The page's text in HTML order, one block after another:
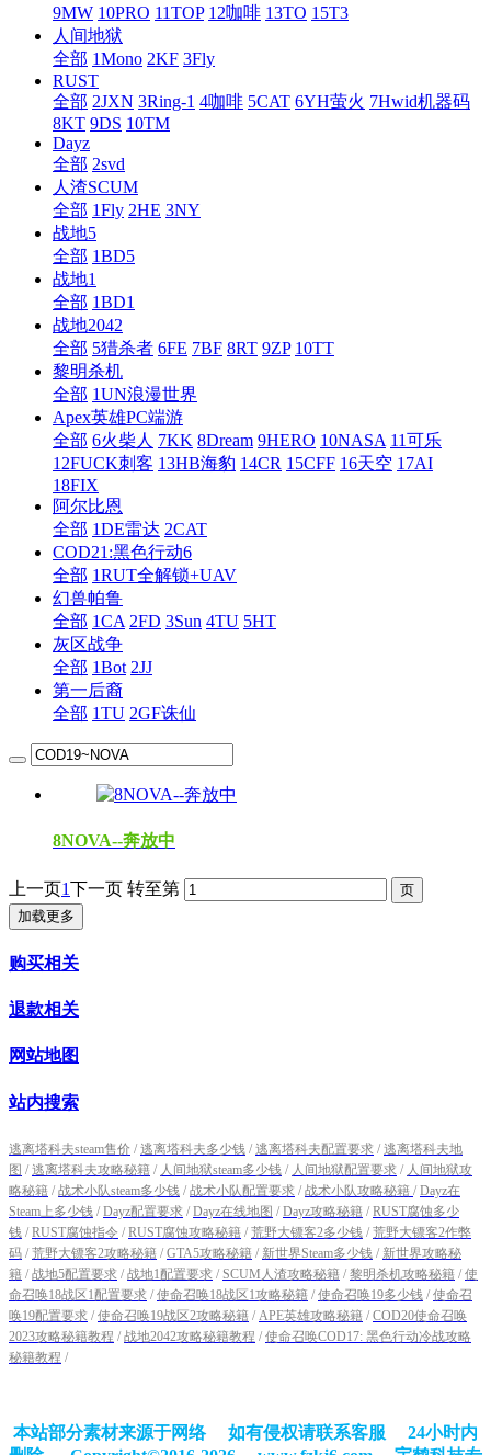
9MW 10PRO 11TOP 12咖啡 13TO 15T3
人间地狱
全部 1Mono 2KF 3Fly
RUST
全部 2JXN 3Ring-1 4咖啡 5CAT 6YH萤火 7Hwid机器码
8KT 9DS 10TM
Dayz
全部 2svd
人渣SCUM
全部 1Fly 2HE 3NY
战地5
全部 1BD5
战地1
全部 1BD1
战地2042
全部 5猎杀者 6FE 7BF 8RT 9ZP 10TT
黎明杀机
全部 1UN浪漫世界
Apex英雄PC端游
全部 6火柴人 7KK 8Dream 9HERO 10NASA 11可乐
12FUCK刺客 13HB海豹 14CR 15CFF 16天空 17AI
18FIX
阿尔比恩
全部 1DE雷达 2CAT
COD21:黑色行动6
全部 1RUT全解锁+UAV
幻兽帕鲁
全部 1CA 2FD 3Sun 4TU 5HT
灰区战争
全部 1Bot 2JJ
第一后裔
全部 1TU 2GF诛仙
8NOVA--奔放中
上一页1下一页 转至第
加载更多
购买相关
退款相关
网站地图
站内搜索
逃离塔科夫steam售价 / 逃离塔科夫多少钱 / 逃离塔科夫配置要求 / 逃离塔科夫地
图 / 逃离塔科夫攻略秘籍 / 人间地狱steam多少钱 / 人间地狱配置要求 / 人间地狱攻
略秘籍 / 战术小队steam多少钱 / 战术小队配置要求 / 战术小队攻略秘籍 / Dayz在
Steam上多少钱 / Dayz配置要求 / Dayz在线地图 / Dayz攻略秘籍 / RUST腐蚀多少
钱 / RUST腐蚀指令 / RUST腐蚀攻略秘籍 / 荒野大镖客2多少钱 / 荒野大镖客2作弊
码 / 荒野大镖客2攻略秘籍 / GTA5攻略秘籍 / 新世界Steam多少钱 / 新世界攻略秘
籍 / 战地5配置要求 / 战地1配置要求 / SCUM人渣攻略秘籍 / 黎明杀机攻略秘籍 / 使
命召唤18战区1配置要求 / 使命召唤18战区1攻略秘籍 / 使命召唤19多少钱 / 使命召
唤19配置要求 / 使命召唤19战区2攻略秘籍 / APE英雄攻略秘籍 / COD20使命召唤
2023攻略秘籍教程 / 战地2042攻略秘籍教程 / 使命召唤COD17: 黑色行动冷战攻略
秘籍教程 /
本站部分素材来源于网络 如有侵权请联系客服 24小时内